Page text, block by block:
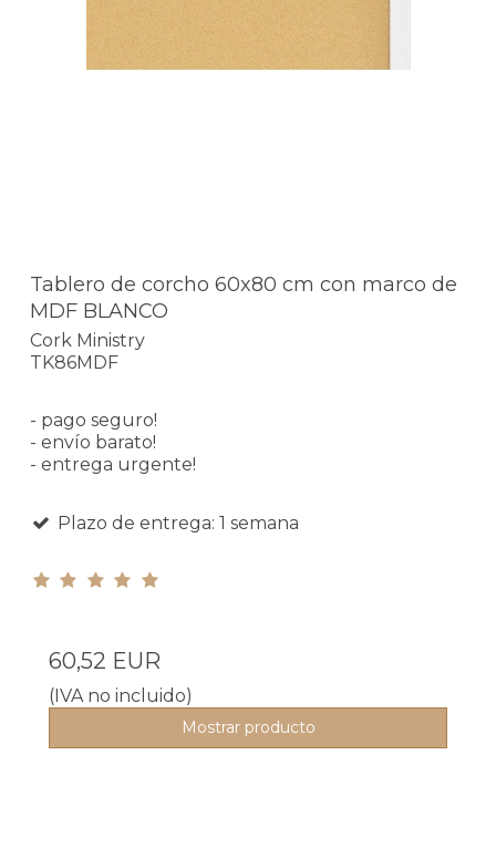
Tablero de corcho 60x80 cm con marco de
MDF BLANCO
Cork Ministry
TK86MDF
- pago seguro!
- envío barato!
- entrega urgente!
Plazo de entrega: 1 semana
60,52 EUR
(IVA no incluido)
Mostrar producto